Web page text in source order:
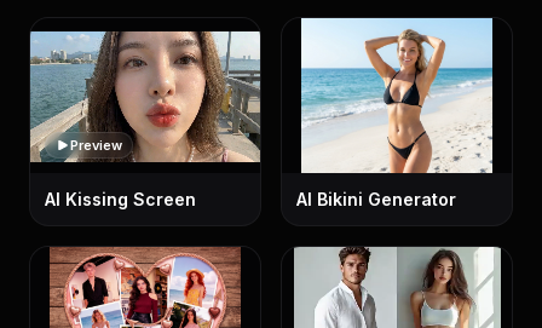
Preview
AI Kissing Screen AI Bikini Generator